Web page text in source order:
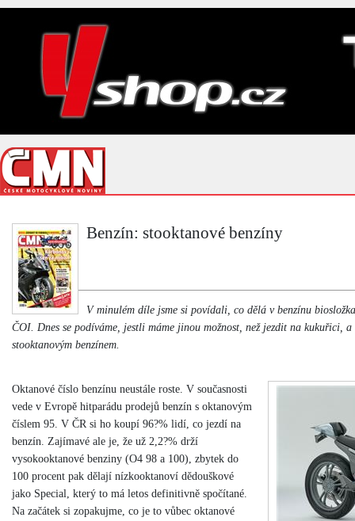
Benzín: stooktanové benzíny
V minulém díle jsme si povídali, co dělá v benzínu
ČOI. Dnes se podíváme, jestli máme jinou možnost, než jezdit na kukuřici,
stooktanovým benzínem.
Oktanové číslo benzínu neustále roste. V současnosti
vede v Evropě hitparádu prodejů benzín s oktanovým
číslem 95. V ČR si ho koupí 96?% lidí, co jezdí na
benzín. Zajímavé ale je, že už 2,2?% drží
vysokooktanové benziny (O4 98 a 100), zbytek do
100 procent pak dělají nízkooktanoví dědouškové
jako Special, který to má letos definitivně spočítané.
Na začátek si zopakujme, co je to vůbec oktanové